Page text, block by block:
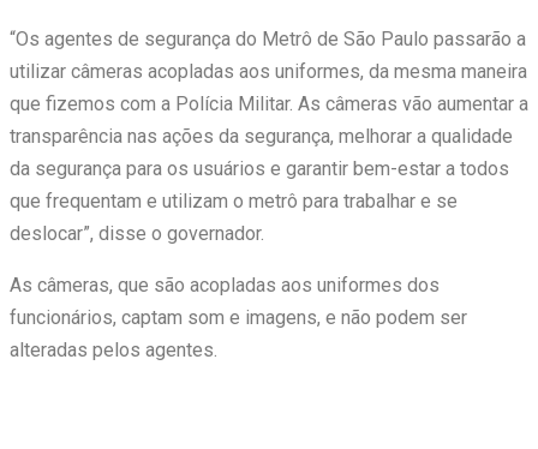
“Os agentes de segurança do Metrô de São Paulo passarão a
utilizar câmeras acopladas aos uniformes, da mesma maneira
que fizemos com a Polícia Militar. As câmeras vão aumentar a
transparência nas ações da segurança, melhorar a qualidade
da segurança para os usuários e garantir bem-estar a todos
que frequentam e utilizam o metrô para trabalhar e se
deslocar”, disse o governador.
As câmeras, que são acopladas aos uniformes dos
funcionários, captam som e imagens, e não podem ser
alteradas pelos agentes.